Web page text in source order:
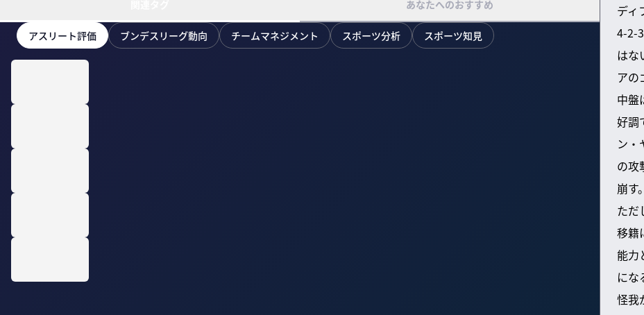
あなたへのおすすめ
アスリート評価 ブンデスリーグ動向 チームマネジメント スポーツ分析 スポーツ知見
ディ
4-2-
はな
アの
中盤
好調
ン・
の攻
崩す。
ただ
移籍
能力
にな
怪我